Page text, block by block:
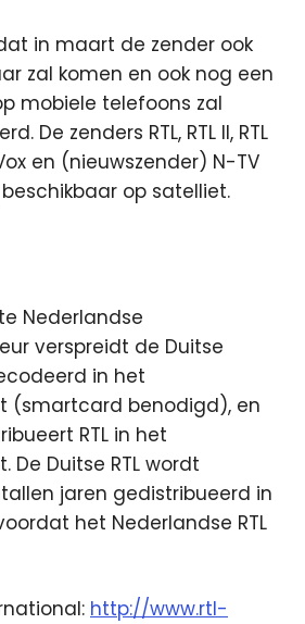
in maart de zender ook
zal komen en ook nog een
mobiele telefoons zal
De zenders RTL, RTL II, RTL
en (nieuwszender) N-TV
beschikbaar op satelliet.
Nederlandse
verspreidt de Duitse
in het
(smartcard benodigd), en
RTL in het
De Duitse RTL wordt
jaren gedistribueerd in
het Nederlandse RTL
http://www.rtl-